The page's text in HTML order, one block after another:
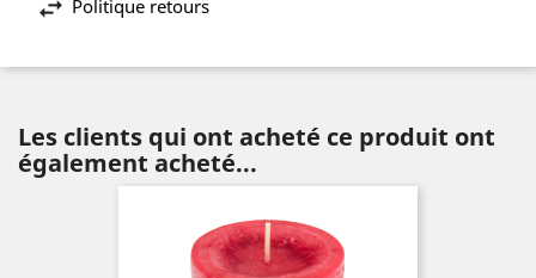
Politique retours
Les clients qui ont acheté ce produit ont
également acheté...